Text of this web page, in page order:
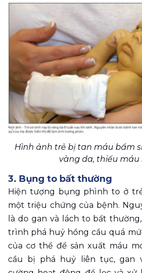
Hình ảnh trẻ bị tan máu bẩm
vàng da, thiếu máu
3. Bụng to bất thường
Hiện tượng bụng phình to ở
một triệu chứng của bệnh.
là do gan và lách to bất
trình phá huỷ hồng cầu quá
của cơ thể để sản xuất máu
cầu bị phá huỷ liên tục, gan